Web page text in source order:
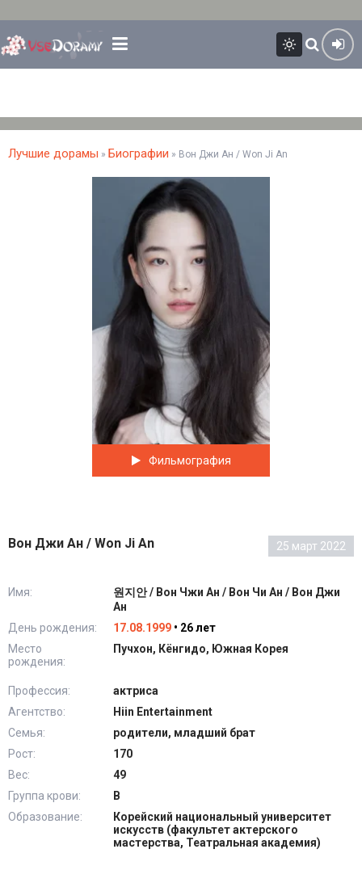
Лучшие дорамы » Биографии » Вон Джи Ан / Won Ji An
Фильмография
Вон Джи Ан / Won Ji An 25 март 2022
Имя:
원지안 / Вон Чжи Ан / Вон Чи Ан / Вон Джи
Ан
День рождения:
17.08.1999 • 26 лет
Место
рождения:
Пучхон, Кёнгидо, Южная Корея
Профессия:
актриса
Агентство:
Hiin Entertainment
Семья:
родители, младший брат
Рост:
170
Вес:
49
Группа крови:
B
Образование:
Корейский национальный университет
искусств (факультет актерского
мастерства, Театральная академия)